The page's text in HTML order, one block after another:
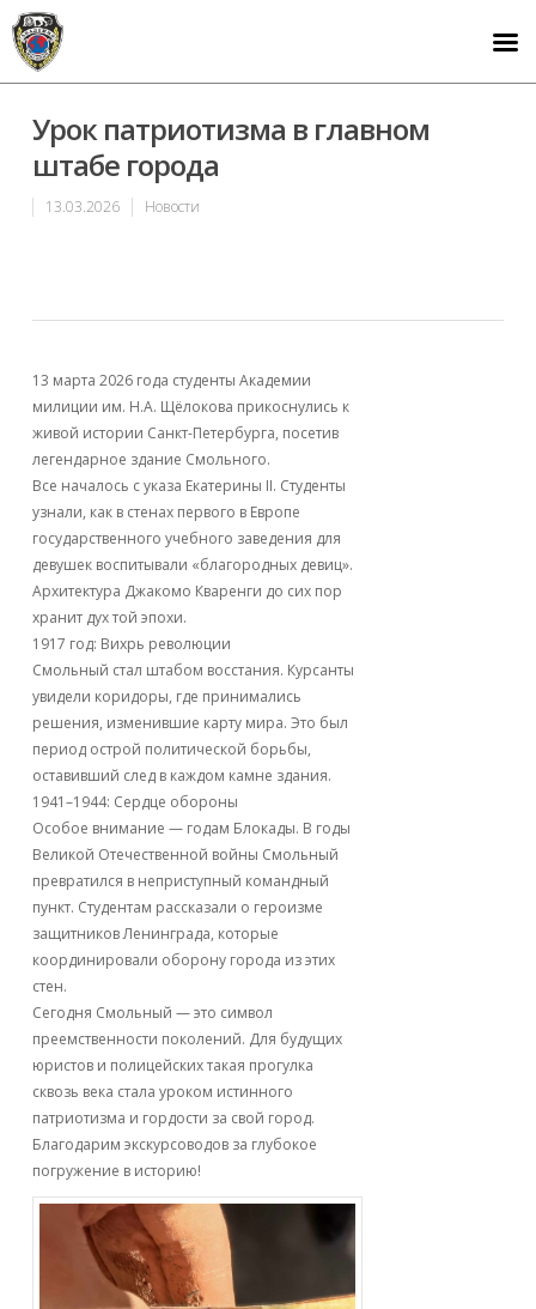
Урок патриотизма в главном
штабе города
13.03.2026 Новости
13 марта 2026 года студенты Академии
милиции им. Н.А. Щёлокова прикоснулись к
живой истории Санкт-Петербурга, посетив
легендарное здание Смольного.
Все началось с указа Екатерины II. Студенты
узнали, как в стенах первого в Европе
государственного учебного заведения для
девушек воспитывали «благородных девиц».
Архитектура Джакомо Кваренги до сих пор
хранит дух той эпохи.
1917 год: Вихрь революции
Смольный стал штабом восстания. Курсанты
увидели коридоры, где принимались
решения, изменившие карту мира. Это был
период острой политической борьбы,
оставивший след в каждом камне здания.
1941–1944: Сердце обороны
Особое внимание — годам Блокады. В годы
Великой Отечественной войны Смольный
превратился в неприступный командный
пункт. Студентам рассказали о героизме
защитников Ленинграда, которые
координировали оборону города из этих
стен.
Сегодня Смольный — это символ
преемственности поколений. Для будущих
юристов и полицейских такая прогулка
сквозь века стала уроком истинного
патриотизма и гордости за свой город.
Благодарим экскурсоводов за глубокое
погружение в историю!